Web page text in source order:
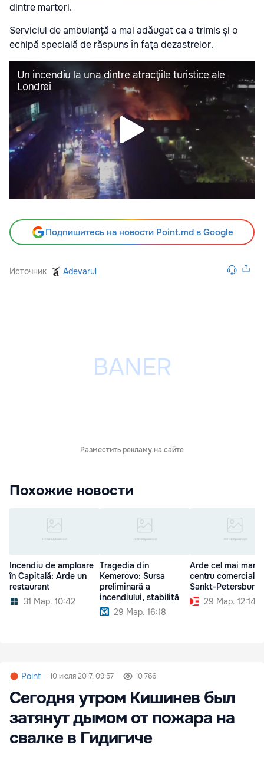
dintre martori.
Serviciul de ambulanţă a mai adăugat ca a trimis şi o
echipă specială de răspuns în faţa dezastrelor.
Подпишитесь на новости Point.md в Google
Источник Adevarul
Разместить рекламу на сайте
Похожие новости
Incendiu de amploare
în Capitală: Arde un
restaurant
31 Мар. 10:42
Tragedia din
Kemerovo: Sursa
preliminară a
incendiului, stabilită
29 Мар. 16:18
Arde cel mai mare
centru comercial
Sankt-Petersburg
29 Мар. 12:14
Point 10 июля 2017, 09:57 10 766
Сегодня утром Кишинев был
затянут дымом от пожара на
свалке в Гидигиче